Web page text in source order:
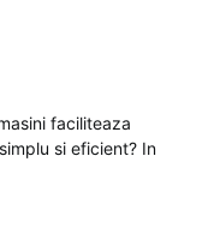
faciliteaza
si eficient? In